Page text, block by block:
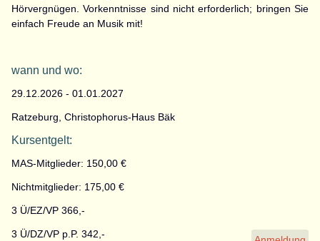
Hörvergnügen. Vorkenntnisse sind nicht erforderlich; bringen Sie
einfach Freude an Musik mit!
wann und wo:
29.12.2026 - 01.01.2027
Ratzeburg, Christophorus-Haus Bäk
Kursentgelt:
MAS-Mitglieder: 150,00 €
Nichtmitglieder: 175,00 €
3 Ü/EZ/VP 366,-
3 Ü/DZ/VP p.P. 342,-